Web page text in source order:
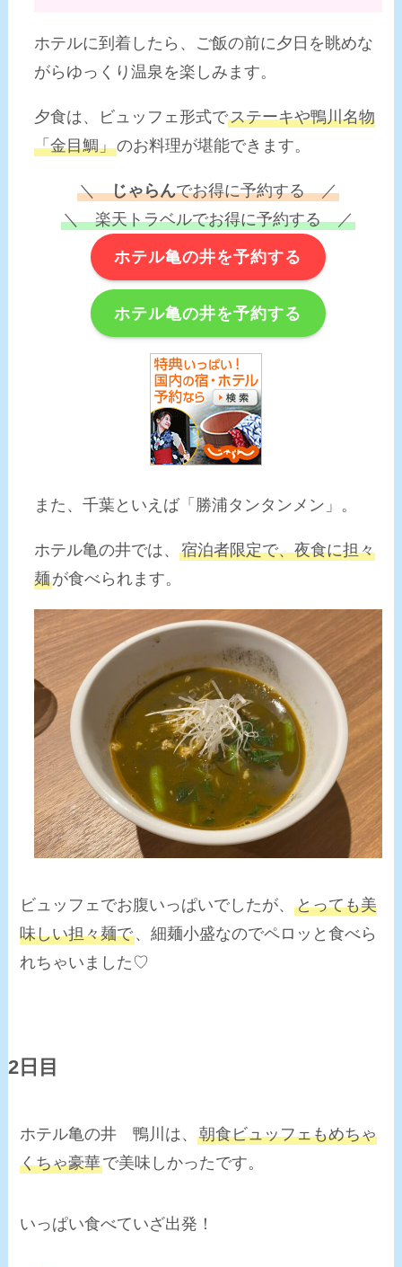
ホテルに到着したら、ご飯の前に夕日を眺めな
がらゆっくり温泉を楽しみます。
夕食は、ビュッフェ形式でステーキや鴨川名物
「金目鯛」のお料理が堪能できます。
＼じゃらんでお得に予約する ／
＼ 楽天トラベルでお得に予約する ／
ホテル亀の井を予約する
ホテル亀の井を予約する
また、千葉といえば「勝浦タンタンメン」。
ホテル亀の井では、宿泊者限定で、夜食に担々
麺が食べられます。
ビュッフェでお腹いっぱいでしたが、とっても美
味しい担々麺で、細麺小盛なのでペロッと食べら
れちゃいました♡
2日目
ホテル亀の井 鴨川は、朝食ビュッフェもめちゃ
くちゃ豪華で美味しかったです。
いっぱい食べていざ出発！